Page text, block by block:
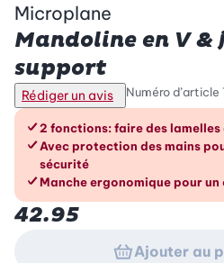
Microplane
Mandoline en V
support
Rédiger un avis Numéro d’article
Les avantages
2 fonctions: faire des lamelles
Avec protection des mains
sécurité
Manche ergonomique pour
42.95
Ajouter au